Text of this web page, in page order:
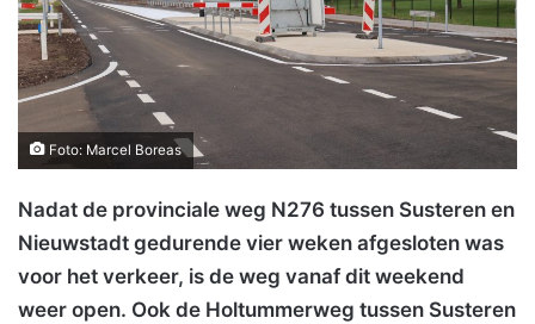
Foto: Marcel Boreas
Nadat de provinciale weg N276 tussen Susteren en
Nieuwstadt gedurende vier weken afgesloten was
voor het verkeer, is de weg vanaf dit weekend
weer open. Ook de Holtummerweg tussen Susteren